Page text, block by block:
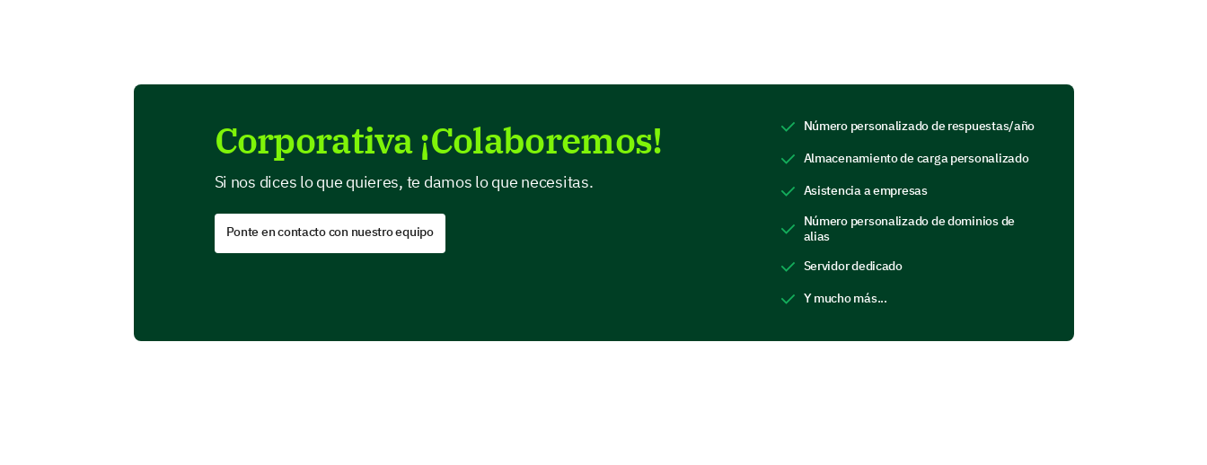
Corporativa ¡Colaboremos!
Si nos dices lo que quieres, te damos lo que necesitas.
Ponte en contacto con nuestro equipo
Número personalizado de respuestas/año
Almacenamiento de carga personalizado
Asistencia a empresas
Número personalizado de dominios de
alias
Servidor dedicado
Y mucho más...